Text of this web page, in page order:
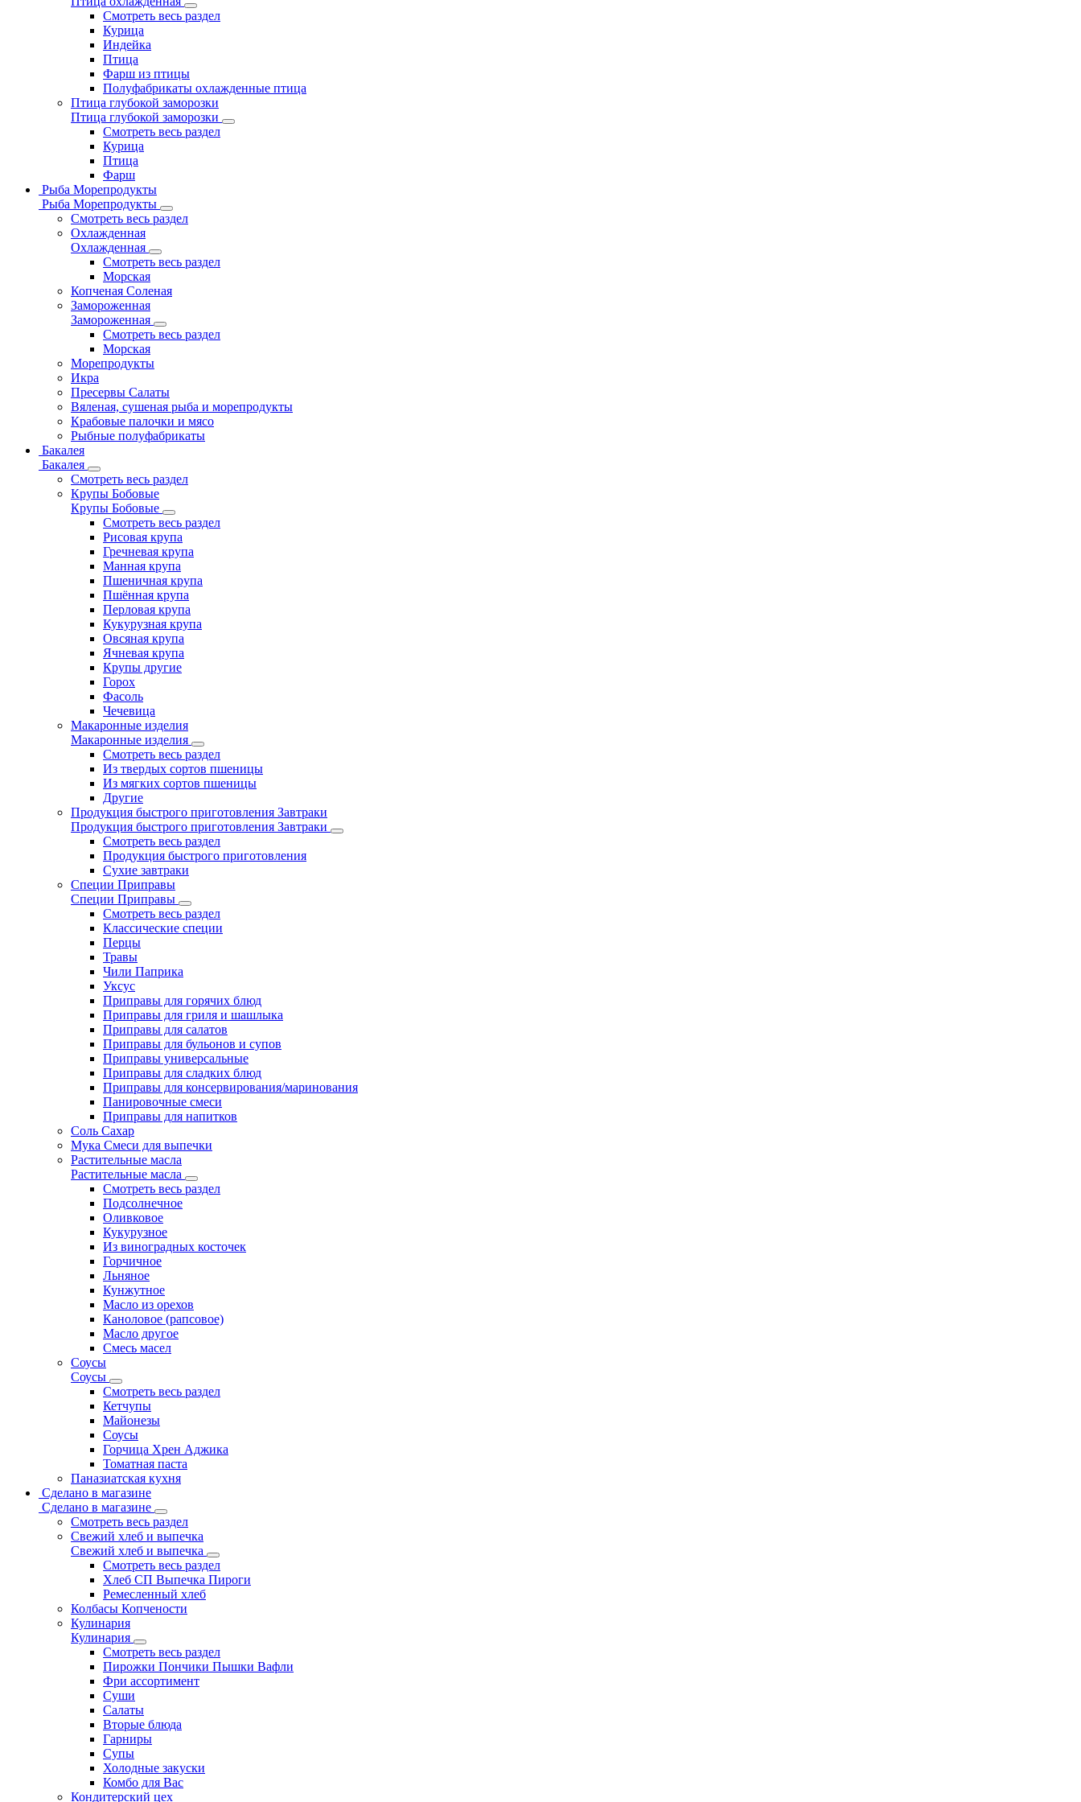
Смотреть весь раздел
Курица
Индейка
Птица
Фарш из птицы
Полуфабрикаты охлажденные птица
Птица глубокой заморозки
Птица глубокой заморозки
Смотреть весь раздел
Курица
Птица
Фарш
Рыба Морепродукты
Рыба Морепродукты
Смотреть весь раздел
Охлажденная
Охлажденная
Смотреть весь раздел
Морская
Копченая Соленая
Замороженная
Замороженная
Смотреть весь раздел
Морская
Морепродукты
Икра
Пресервы Салаты
Вяленая, сушеная рыба и морепродукты
Крабовые палочки и мясо
Рыбные полуфабрикаты
Бакалея
Бакалея
Смотреть весь раздел
Крупы Бобовые
Крупы Бобовые
Смотреть весь раздел
Рисовая крупа
Гречневая крупа
Манная крупа
Пшеничная крупа
Пшённая крупа
Перловая крупа
Кукурузная крупа
Овсяная крупа
Ячневая крупа
Крупы другие
Горох
Фасоль
Чечевица
Макаронные изделия
Макаронные изделия
Смотреть весь раздел
Из твердых сортов пшеницы
Из мягких сортов пшеницы
Другие
Продукция быстрого приготовления Завтраки
Продукция быстрого приготовления Завтраки
Смотреть весь раздел
Продукция быстрого приготовления
Сухие завтраки
Специи Приправы
Специи Приправы
Смотреть весь раздел
Классические специи
Перцы
Травы
Чили Паприка
Уксус
Приправы для горячих блюд
Приправы для гриля и шашлыка
Приправы для салатов
Приправы для бульонов и супов
Приправы универсальные
Приправы для сладких блюд
Приправы для консервирования/маринования
Панировочные смеси
Приправы для напитков
Соль Сахар
Мука Смеси для выпечки
Растительные масла
Растительные масла
Смотреть весь раздел
Подсолнечное
Оливковое
Кукурузное
Из виноградных косточек
Горчичное
Льняное
Кунжутное
Масло из орехов
Каноловое (рапсовое)
Масло другое
Смесь масел
Соусы
Соусы
Смотреть весь раздел
Кетчупы
Майонезы
Соусы
Горчица Хрен Аджика
Томатная паста
Паназиатская кухня
Сделано в магазине
Сделано в магазине
Смотреть весь раздел
Свежий хлеб и выпечка
Свежий хлеб и выпечка
Смотреть весь раздел
Хлеб СП Выпечка Пироги
Ремесленный хлеб
Колбасы Копчености
Кулинария
Кулинария
Смотреть весь раздел
Пирожки Пончики Пышки Вафли
Фри ассортимент
Суши
Салаты
Вторые блюда
Гарниры
Супы
Холодные закуски
Комбо для Вас
Кондитерский цех